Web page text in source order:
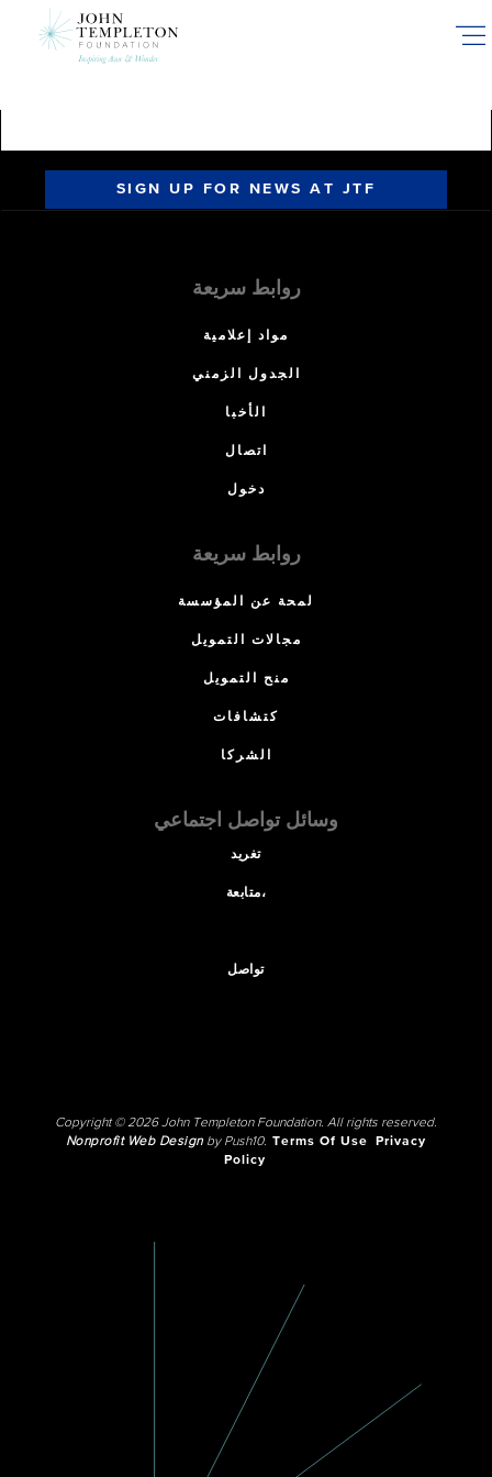
SIGN UP FOR NEWS AT JTF
روابط سريعة
مواد إعلامية
الجدول الزمني
الأخبا
اتصال
دخول
روابط سريعة
لمحة عن المؤسسة
مجالات التمويل
منح التمويل
كتشافات
الشركا
وسائل تواصل اجتماعي
تغريد
متابعة،
تواصل
Copyright © 2026 John Templeton Foundation. All rights reserved.
Nonprofit Web Designby Push10. Terms Of Use
Privacy
Policy